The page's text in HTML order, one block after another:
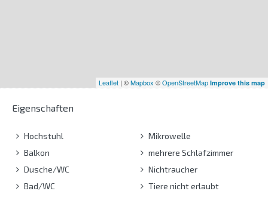
Leaflet | ©Mapbox ©OpenStreetMap Improve this map
Eigenschaften
Hochstuhl
Balkon
Dusche/WC
Bad/WC
Mikrowelle
mehrere Schlafzimmer
Nichtraucher
Tiere nicht erlaubt